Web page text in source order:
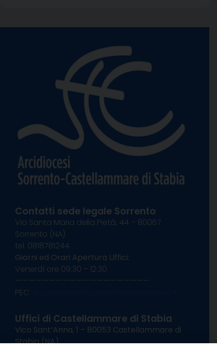
Contatti sede legale Sorrento
Via Santa Maria della Pietà, 44 – 80067
Sorrento (NA)
tel. 0818781244
Giorni ed Orari Apertura Uffici:
Venerdì ore 09:30 – 12:30
———————————————————–
PEC:
Uffici di Castellammare di Stabia
Vico Sant’Anna, 1 – 80053 Castellammare di
Stabia (NA)